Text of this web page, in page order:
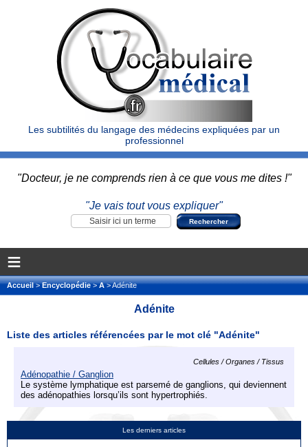
Les subtilités du langage des médecins expliquées par un
professionnel
"Docteur, je ne comprends rien à ce que vous me dites !"
"Je vais tout vous expliquer"
≡
Accueil>Encyclopédie>A> Adénite
Les derniers articles
Adénite
Liste des articles référencées par le mot clé "Adénite"
Cellules / Organes / Tissus
Adénopathie / Ganglion
Le système lymphatique est parsemé de ganglions, qui deviennent
des adénopathies lorsqu’ils sont hypertrophiés.